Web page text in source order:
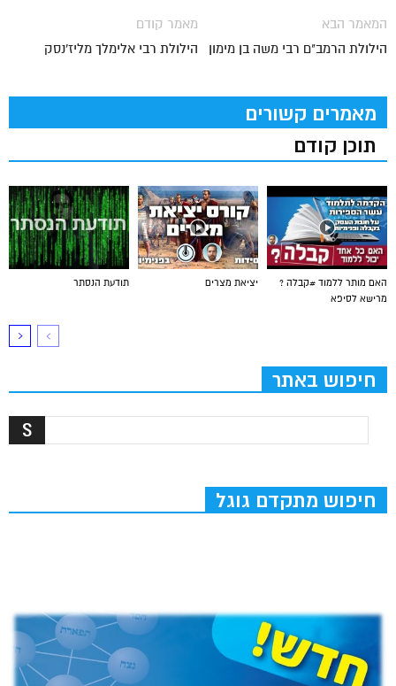
מאמר קודם
הילולת רבי אלימלך מליז'נסק
המאמר הבא
הילולת הרמב"ם רבי משה בן מימון
מאמרים קשורים
תוכן קודם
תודעת הנסתר יציאת מצרים
האם מותר ללמוד #קבלה ?
מרישא לסיפא
חיפוש באתר
חיפוש מתקדם גוגל